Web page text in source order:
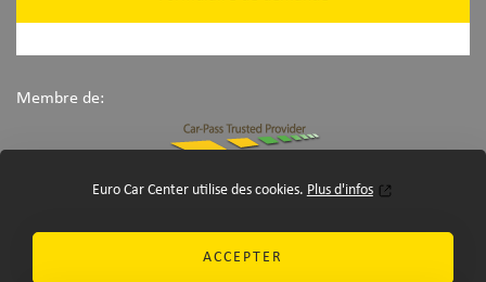
Euro Car Center utilise des cookies. Plus d'infos
ACCEPTER
Membre de: